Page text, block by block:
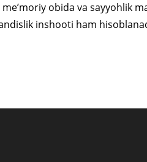
obida va sayyohlik
inshooti ham